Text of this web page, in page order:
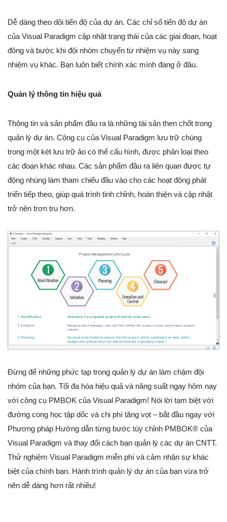
Dễ dàng theo dõi tiến độ của dự án. Các chỉ số tiến độ dự án
của Visual Paradigm cập nhật trạng thái của các giai đoạn, hoạt
động và bước khi đội nhóm chuyển từ nhiệm vụ này sang
nhiệm vụ khác. Bạn luôn biết chính xác mình đang ở đâu.
Quản lý thông tin hiệu quả
Thông tin và sản phẩm đầu ra là những tài sản then chốt trong
quản lý dự án. Công cụ của Visual Paradigm lưu trữ chúng
trong một két lưu trữ ảo có thể cấu hình, được phân loại theo
các đoạn khác nhau. Các sản phẩm đầu ra liên quan được tự
động nhúng làm tham chiếu đầu vào cho các hoạt động phát
triển tiếp theo, giúp quá trình tinh chỉnh, hoàn thiện và cập nhật
trở nên trơn tru hơn.
Đừng để những phức tạp trong quản lý dự án làm chậm đội
nhóm của bạn. Tối đa hóa hiệu quả và năng suất ngay hôm nay
với công cụ PMBOK của Visual Paradigm! Nói lời tạm biệt với
đường cong học tập dốc và chi phí tăng vọt – bắt đầu ngay với
Phương pháp Hướng dẫn từng bước tùy chỉnh PMBOK® của
Visual Paradigm và thay đổi cách bạn quản lý các dự án CNTT.
Thử nghiệm Visual Paradigm miễn phí và cảm nhận sự khác
biệt của chính bạn. Hành trình quản lý dự án của bạn vừa trở
nên dễ dàng hơn rất nhiều!